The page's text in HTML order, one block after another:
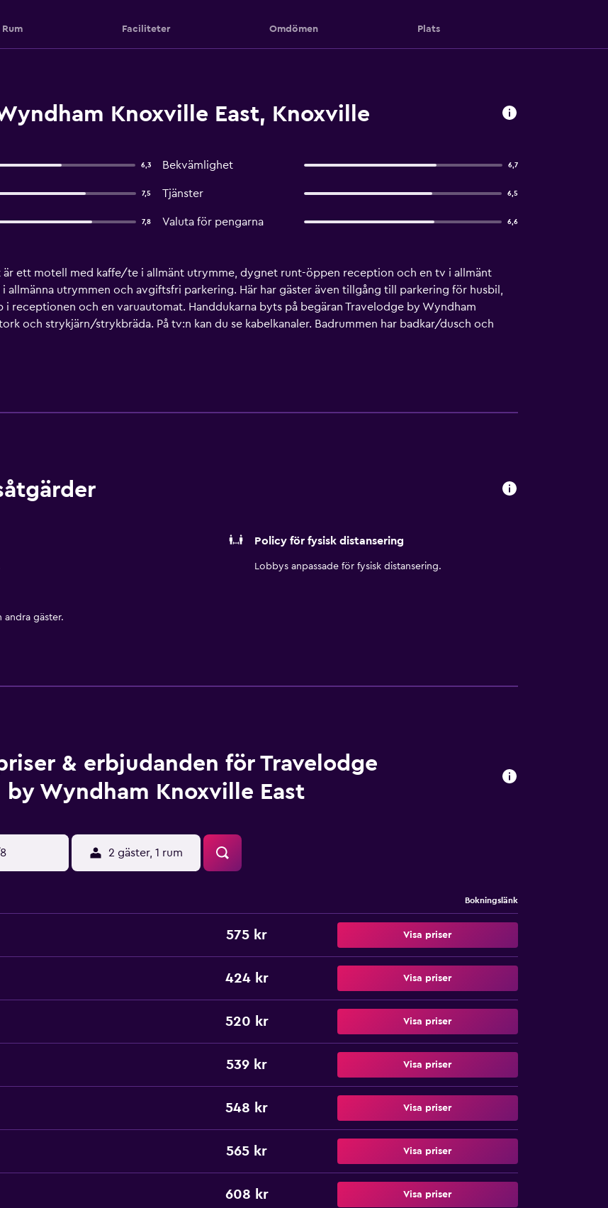
Rum Faciliteter Omdömen Plats
Knoxville East, Knoxville
6,3 Bekvämlighet 6,7
7,5 Tjänster 6,5
7,8 Valuta för pengarna 6,6
är ett motell med kaffe/te i allmänt utrymme, dygnet runt-öppen reception och en tv i allmänt
utrymmen och avgiftsfri parkering. Här har gäster även tillgång till parkering för husbil,
i receptionen och en varuautomat. Handdukarna byts på begäran Travelodge by Wyndham
och strykjärn/strykbräda. På tv:n kan du se kabelkanaler. Badrummen har badkar/dusch och
gratis wi-fi. Boendet tillhandahåller skrivbord och telefon; gratis lokalsamtal ingår (restriktioner
av lakan kan fås på begäran.
Policy för fysisk distansering
Lobbys anpassade för fysisk distansering.
andra gäster.
& erbjudanden för Travelodge
by Wyndham Knoxville East
2 gäster, 1 rum
Bokningslänk
575 kr Visa priser
424 kr Visa priser
520 kr Visa priser
539 kr Visa priser
548 kr Visa priser
565 kr Visa priser
608 kr Visa priser